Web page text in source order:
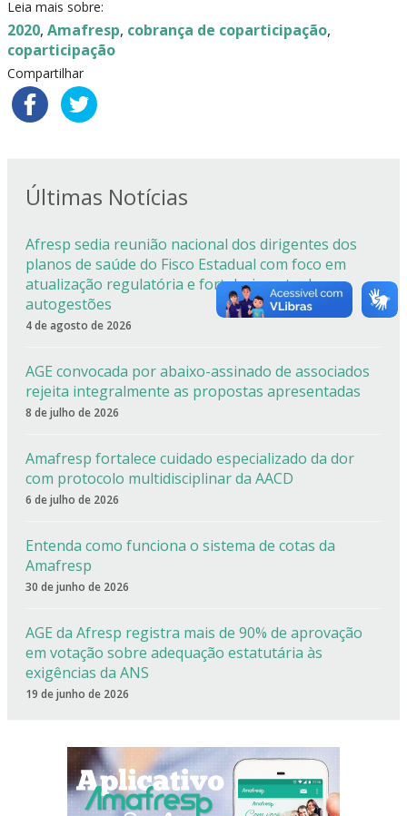
Leia mais sobre:
2020, Amafresp, cobrança de coparticipação,
coparticipação
Compartilhar
Últimas Notícias
Afresp sedia reunião nacional dos dirigentes dos
planos de saúde do Fisco Estadual com foco em
atualização regulatória e fortalecimento das
autogestões
4 de agosto de 2026
AGE convocada por abaixo-assinado de associados
rejeita integralmente as propostas apresentadas
8 de julho de 2026
Amafresp fortalece cuidado especializado da dor
com protocolo multidisciplinar da AACD
6 de julho de 2026
Entenda como funciona o sistema de cotas da
Amafresp
30 de junho de 2026
AGE da Afresp registra mais de 90% de aprovação
em votação sobre adequação estatutária às
exigências da ANS
19 de junho de 2026